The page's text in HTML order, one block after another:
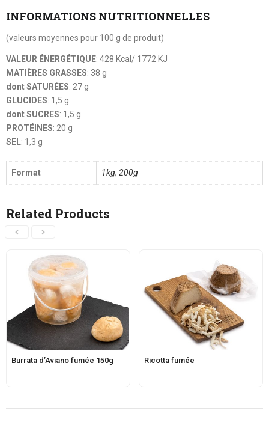
INFORMATIONS NUTRITIONNELLES
(valeurs moyennes pour 100 g de produit)
VALEUR ÉNERGÉTIQUE: 428 Kcal/ 1772 KJ
MATIÈRES GRASSES: 38 g
dont SATURÉES: 27 g
GLUCIDES: 1,5 g
dont SUCRES: 1,5 g
PROTÉINES: 20 g
SEL: 1,3 g
Format 1kg, 200g
Related Products
Burrata d’Aviano fumée 150g Ricotta fumée